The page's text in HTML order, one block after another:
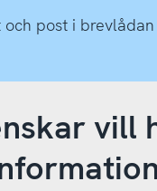
och post i
vill